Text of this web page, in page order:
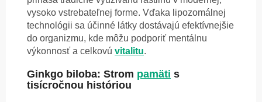
vysoko vstrebateľnej forme. Vďaka lipozomálnej
technológii sa účinné látky dostávajú efektívnejšie
do organizmu, kde môžu podporiť mentálnu
výkonnosť a celkovú vitalitu.
Ginkgo biloba: Strom pamäti s
tisícročnou históriou